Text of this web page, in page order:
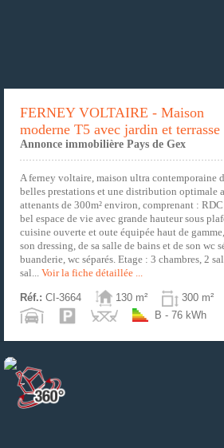
FERNEY VOLTAIRE - Maison
moderne T5 avec jardin et terrasse
Annonce immobilière Pays de Gex
A ferney voltaire, maison ultra contemporaine
belles prestations et une distribution optimale
attenants de 300m² environ, comprenant :
bel espace de vie avec grande hauteur sous
cuisine ouverte et oute équipée haut de
son dressing, de sa salle de bains et de son wc
buanderie, wc séparés. Etage : 3 chambres, 2
sal... Voir la fiche détaillée ...
Réf.: CI-3664 130 m² 300 m²
B - 76 kWh